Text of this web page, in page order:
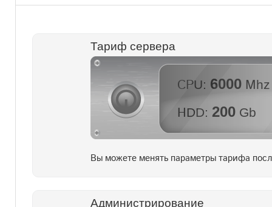
Тариф сервера
CPU: 6000 Mhz
HDD: 200 Gb
Вы можете менять параметры тарифа
Администрирование